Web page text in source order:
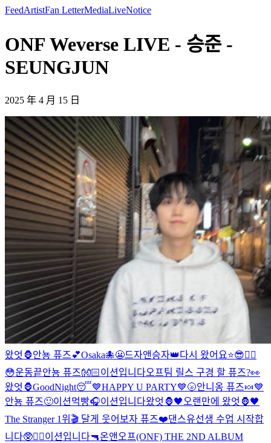
FeedArtistFan LetterMediaLiveNotice
ONF Weverse LIVE - 승준 -
SEUNGJUN
2025 年 4 月 15 日
왔엇🦍안뇽 퓨즈💕Osaka🐙😬드자앤승자👑다시 왔어요⭐️😎❤️‍🔥
😳운동끝안뇽 퓨즈👐🏻이션입니다오프팀 릴스 구경 할 퓨즈?👀
왔엇🦍GoodNight😴💙HAPPY U PARTY💙🌝안니옹 퓨즈🍬💙
안뇽 퓨즈🙂이션먹빵🎧이션입니다왔엇🦍🖤 오랜만에 왔엇🦍🖤
The Stranger 1위🎬 달게 웃어보자 퓨즈❤️댄스유선생 수업 시작합
니다🥸❤️‍🔥이션입니다🔫온앤오프(ONF) THE 2ND ALBUM